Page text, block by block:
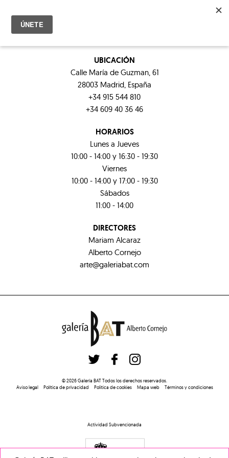
UBICACIÓN
Calle María de Guzman, 61
28003 Madrid, España
+34 915 544 810
+34 609 40 36 46
HORARIOS
Lunes a Jueves
10:00 - 14:00 y 16:30 - 19:30
Viernes
10:00 - 14:00 y 17:00 - 19:30
Sábados
11:00 - 14:00
DIRECTORES
Mariam Alcaraz
Alberto Cornejo
arte@galeriabat.com
©2026Galería BATTodos los derechos reservados
Aviso legal
Política de privacidad Politica de cookies Mapa web Términos y condiciones
Actividad Subvencionada